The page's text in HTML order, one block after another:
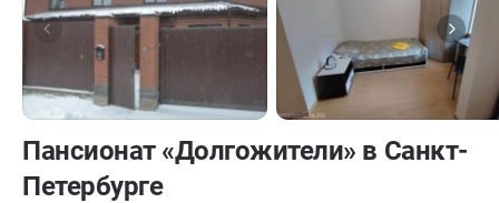
Пансионат «Долгожители» в Санкт-
Петербурге